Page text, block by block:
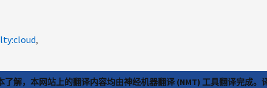
解，本网站上的翻译内容均由神经机器翻译 (NMT) 工具翻译完成